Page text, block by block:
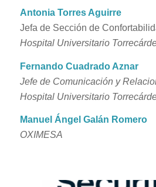
Antonia Torres Aguirre
Jefa de Sección de
Hospital Universitario
Fernando Cuadrado Aznar
Jefe de Comunicación y
Hospital Universitario
Manuel Ángel Galán Romero
OXIMESA